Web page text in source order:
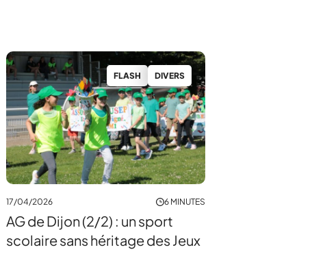
FLASH DIVERS
17/04/2026 6 MINUTES
AG de Dijon (2/2) : un sport
scolaire sans héritage des Jeux